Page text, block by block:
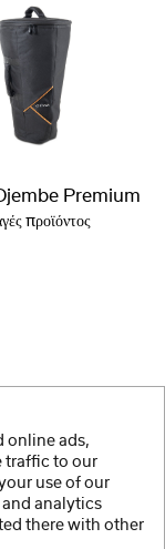
Premium
προϊόντος
online ads,
traffic to our
use of our
analytics
there with other